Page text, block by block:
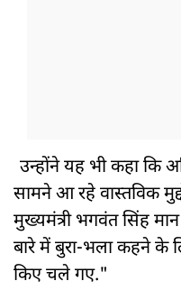
उन्होंने यह भी कहा कि
सामने आ रहे वास्तविक
मुख्यमंत्री भगवंत सिंह
बारे में बुरा-भला कहने
किए चले गए."